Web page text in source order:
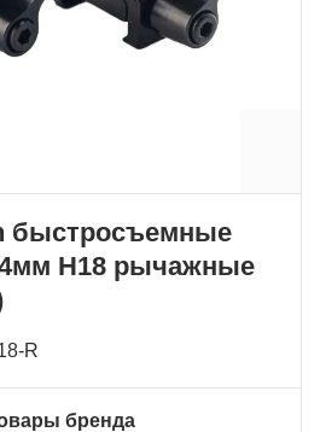
быстросъемные
H18 рычажные
R
бренда